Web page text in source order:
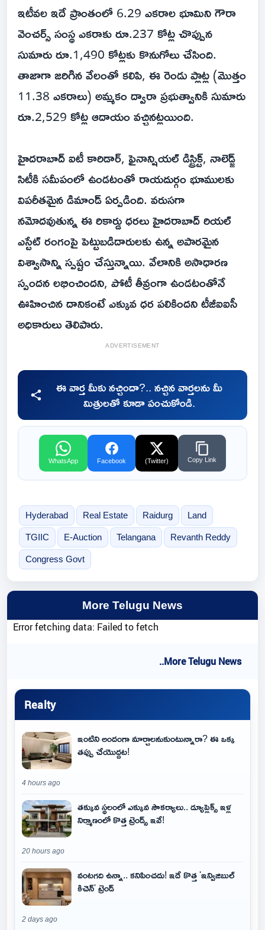
ఇటీవల ఇదే ప్రాంతంలో 6.29 ఎకరాల భూమిని గౌరా
వెంచర్స్ సంస్థ ఎకరాకు రూ.237 కోట్ల చొప్పున
సుమారు రూ.1,490 కోట్లకు కొనుగోలు చేసింది.
తాజాగా జరిగిన వేలంతో కలిపి, ఈ రెండు ప్లాట్ల (మొత్తం
11.38 ఎకరాలు) అమ్మకం ద్వారా ప్రభుత్వానికి సుమారు
రూ.2,529 కోట్ల ఆదాయం వచ్చినట్లయింది.
హైదరాబాద్ ఐటీ కారిడార్, ఫైనాన్షియల్ డిస్ట్రిక్ట్, నాలెడ్జ్
సిటీకి సమీపంలో ఉండటంతో రాయదుర్గం భూములకు
విపరీతమైన డిమాండ్ ఏర్పడింది. వరుసగా
నమోదవుతున్న ఈ రికార్డు ధరలు హైదరాబాద్ రియల్
ఎస్టేట్ రంగంపై పెట్టుబడిదారులకు ఉన్న అపారమైన
విశ్వాసాన్ని స్పష్టం చేస్తున్నాయి. వేలానికి అసాధారణ
స్పందన లభించిందని, పోటీ తీవ్రంగా ఉండటంతోనే
ఊహించిన దానికంటే ఎక్కువ ధర పలికిందని టీజీఐఐసీ
అధికారులు తెలిపారు.
ADVERTISEMENT
ఈ వార్త మీకు నచ్చిందా?.. నచ్చిన వార్తలను మీ
మిత్రులతో కూడా పంచుకోండి.
WhatsApp Facebook (Twitter) Copy Link
Hyderabad Real Estate Raidurg Land
TGIIC E-Auction Telangana Revanth Reddy
Congress Govt
More Telugu News
Error fetching data: Failed to fetch
..More Telugu News
Realty
ఇంటిని అందంగా మార్చాలనుకుంటున్నారా? ఈ ఒక్క
తప్పు చేయొద్దట!
4 hours ago
తక్కువ స్థలంలో ఎక్కువ సౌకర్యాలు.. డ్యూప్లెక్స్ ఇళ్ల
నిర్మాణంలో కొత్త ట్రెండ్స్ ఇవే!
20 hours ago
వంటగది ఉన్నా.. కనిపించదు! ఇదే కొత్త 'ఇన్విజిబుల్
కిచెన్' ట్రెండ్
2 days ago